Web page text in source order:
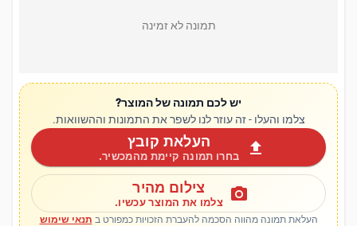
תמונה לא זמינה
יש לכם תמונה של המוצר?
צלמו והעלו - זה עוזר לנו לשפר את התמונות וההשוואות.
upload העלאת קובץ
בחרו תמונה קיימת מהמכשיר.
photo_camera צילום מהיר
צלמו את המוצר עכשיו.
העלאת תמונה מהווה הסכמה להעברת הזכויות כמפורט ב תנאי שימוש